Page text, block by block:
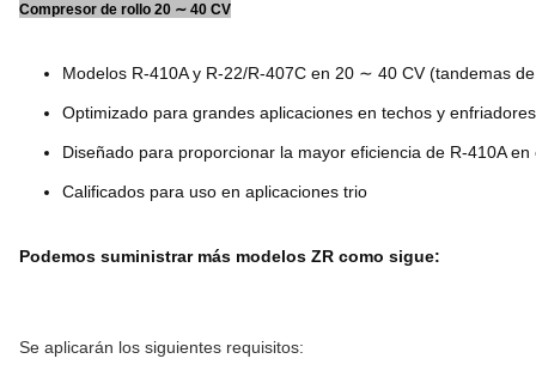
Compresor de rollo 20 ∼ 40 CV
Modelos R-410A y R-22/R-407C en 20 ∼ 40 CV (tandemas
Optimizado para grandes aplicaciones en techos y enfriadores
Diseñado para proporcionar la mayor eficiencia de R-410A
Calificados para uso en aplicaciones trio
Podemos suministrar más modelos ZR como sigue:
Se aplicarán los siguientes requisitos: